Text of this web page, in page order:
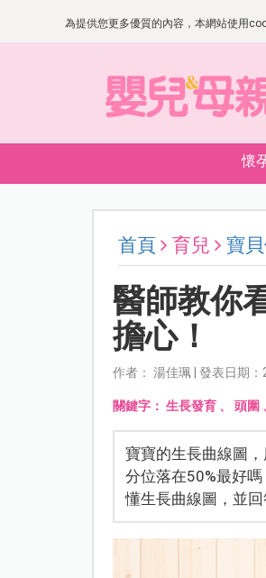
為提供您更多優質的內容，本網站使用
懷
首頁 育兒 寶
醫師教你
擔心！
作者： 湯佳珮 | 發表日期
關鍵字： 生長發育、 頭圍
寶寶的生長曲線圖
分位落在50%最好
懂生長曲線圖，並回